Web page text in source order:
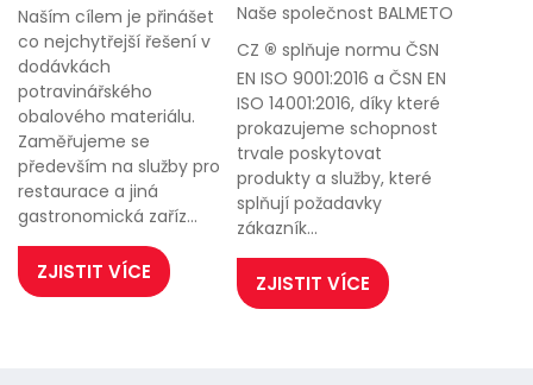
Naším cílem je přinášet
co nejchytřejší řešení v
dodávkách
potravinářského
obalového materiálu.
Zaměřujeme se
především na služby pro
restaurace a jiná
gastronomická zaříz...
ZJISTIT VÍCE
Naše společnost BALMETO
CZ ® splňuje normu ČSN
EN ISO 9001:2016 a ČSN EN
ISO 14001:2016, díky které
prokazujeme schopnost
trvale poskytovat
produkty a služby, které
splňují požadavky
zákazník...
ZJISTIT VÍCE